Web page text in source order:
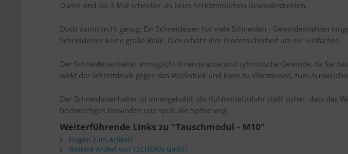
Damit sind Sie 3 Mal schneller als beim herkömmlichen Gewindestrehlen.
Doch damit nicht genug: Ein Schneideisen hat viele Schneiden - Gewindestrehlen
Schneideisen keine große Rolle. Dies erhöht Ihre Prozessicherheit um ein vielfaches.
Der Schneideisenhalter ermöglicht Ihnen präzise und zylindrische Gewinde, da Sie
wirkt der Schnittdruck gegen das Werkstück und kann zu Vibrationen, zum
Der Schneideisenhalter ist innengekühlt: die Kühlmittelzufuhr stellt sicher, dass das
hochwertigen Gewinden und spült alle Späne weg.
Weiterführende Links zu "Tauschmodul - M10"
Fragen zum Artikel?
Weitere Artikel von TSCHORN GmbH